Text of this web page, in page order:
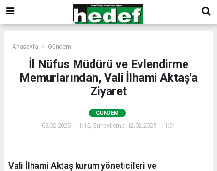
Anasayfa Gündem
İl Nüfus Müdürü ve Evlendirme
Memurlarından, Vali İlhami Aktaş'a
Ziyaret
GÜNDEM
08.02.2025 - 11:15, Güncelleme: 12.02.2025 - 11:51
Vali İlhami Aktaş kurum yöneticileri ve